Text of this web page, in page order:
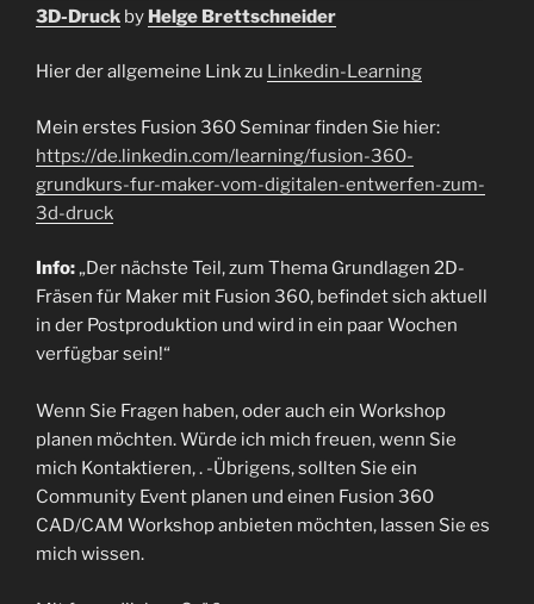
3D-Druck by Helge Brettschneider
Hier der allgemeine Link zu Linkedin-Learning
Mein erstes Fusion 360 Seminar finden Sie hier:
https://de.linkedin.com/learning/fusion-360-
grundkurs-fur-maker-vom-digitalen-entwerfen-zum-
3d-druck
Info:„Der nächste Teil, zum Thema Grundlagen 2D-
Fräsen für Maker mit Fusion 360, befindet sich aktuell
in der Postproduktion und wird in ein paar Wochen
verfügbar sein!“
Wenn Sie Fragen haben, oder auch ein Workshop
planen möchten. Würde ich mich freuen, wenn Sie
mich Kontaktieren, . -Übrigens, sollten Sie ein
Community Event planen und einen Fusion 360
CAD/CAM Workshop anbieten möchten, lassen Sie es
mich wissen.